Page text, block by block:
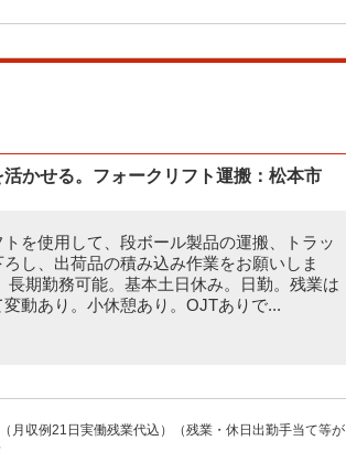
かせる。フォークリフト運搬：松本市
を使用して、段ボール製品の運搬、トラッ
ろし、出荷品の積み込み作業をお願いしま
長期勤務可能。基本土日休み。日勤。残業は
動あり。小休憩あり。OJTありで...
月収例21日実働残業代込）（残業・休日出勤手当て等が